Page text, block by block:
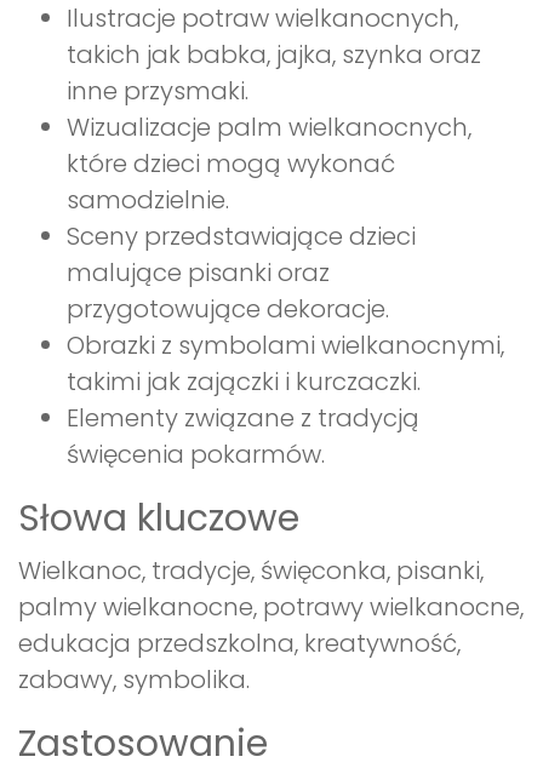
Ilustracje potraw wielkanocnych,
takich jak babka, jajka, szynka oraz
inne przysmaki.
Wizualizacje palm wielkanocnych,
które dzieci mogą wykonać
samodzielnie.
Sceny przedstawiające dzieci
malujące pisanki oraz
przygotowujące dekoracje.
Obrazki z symbolami wielkanocnymi,
takimi jak zajączki i kurczaczki.
Elementy związane z tradycją
święcenia pokarmów.
Słowa kluczowe
Wielkanoc, tradycje, święconka, pisanki,
palmy wielkanocne, potrawy wielkanocne,
edukacja przedszkolna, kreatywność,
zabawy, symbolika.
Zastosowanie